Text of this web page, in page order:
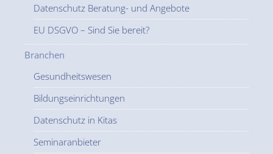
Datenschutz Beratung- und Angebote
EU DSGVO – Sind Sie bereit?
Branchen
Gesundheitswesen
Bildungseinrichtungen
Datenschutz in Kitas
Seminaranbieter